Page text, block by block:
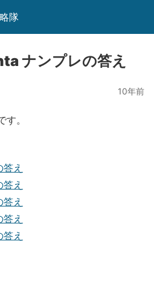
隊
ナンプレの答え
10年前
す。
え
え
え
え
え